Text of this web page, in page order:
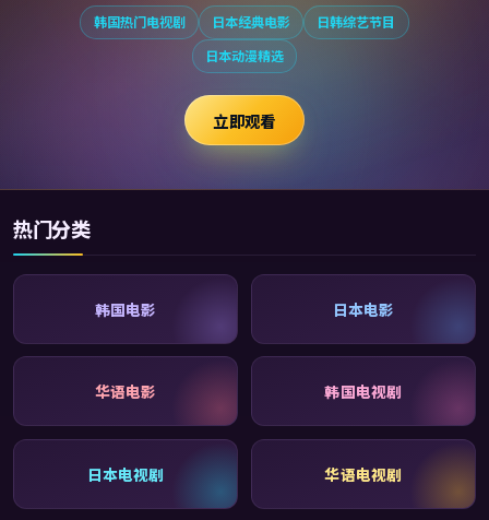
韩国热门电视剧 日本经典电影
日韩综艺节目
日本动漫精选
立即观看
热门分类
韩国电影 日本电影
华语电影 韩国电视剧
日本电视剧 华语电视剧